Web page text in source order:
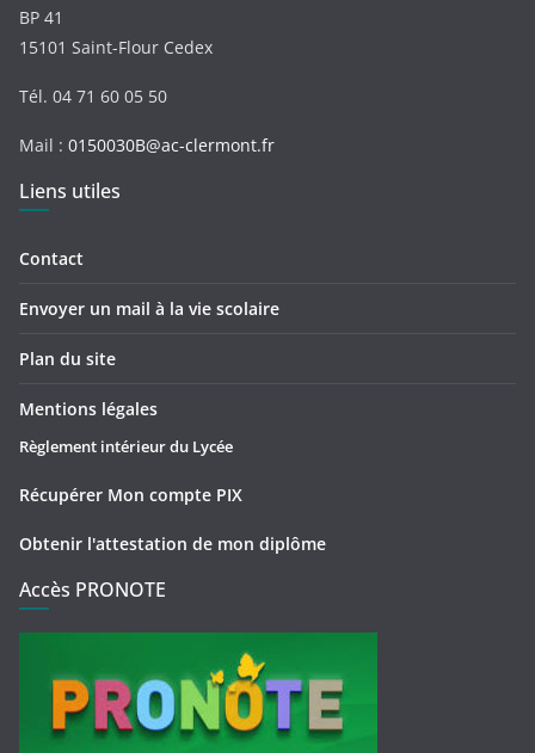
BP 41
15101 Saint-Flour Cedex
Tél. 04 71 60 05 50
Mail : 0150030B@ac-clermont.fr
Liens utiles
Contact
Envoyer un mail à la vie scolaire
Plan du site
Mentions légales
Règlement intérieur du Lycée
Récupérer Mon compte PIX
Obtenir l'attestation de mon diplôme
Accès PRONOTE